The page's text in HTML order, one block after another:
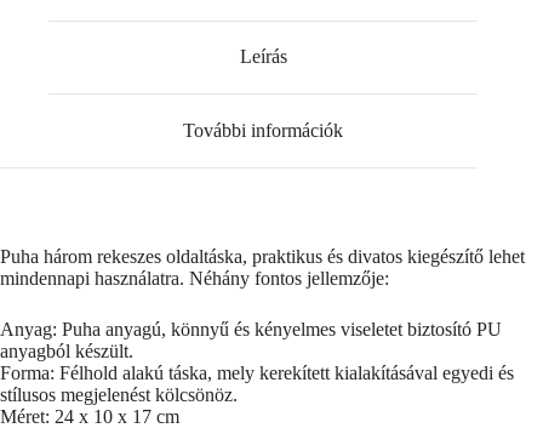
Leírás
További információk
Puha három rekeszes oldaltáska, praktikus és divatos kiegészítő lehet
mindennapi használatra. Néhány fontos jellemzője:
Anyag: Puha anyagú, könnyű és kényelmes viseletet biztosító PU
anyagból készült.
Forma: Félhold alakú táska, mely kerekített kialakításával egyedi és
stílusos megjelenést kölcsönöz.
Méret: 24 x 10 x 17 cm